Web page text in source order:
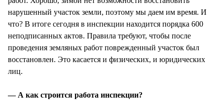
нарушенный участок земли, поэтому мы даем им время. И
что? В итоге сегодня в инспекции находится порядка 600
неподписанных актов. Правила требуют, чтобы после
проведения земляных работ поврежденный участок был
восстановлен. Это касается и физических, и юридических
лиц.
— А как строится работа инспекции?